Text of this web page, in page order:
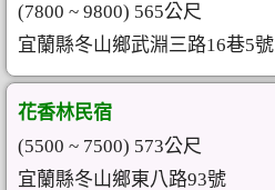
(7800 ~ 9800) 565公尺
宜蘭縣冬山鄉武淵三路16巷5號
花香林民宿
(5500 ~ 7500) 573公尺
宜蘭縣冬山鄉東八路93號